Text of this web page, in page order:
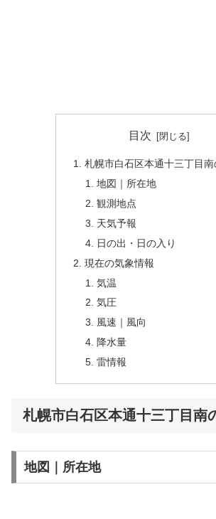
目次
札幌市白石区本通十三丁目
地図｜所在地
観測地点
天気予報
日の出・日の入り
現在の気象情報
気温
気圧
風速｜風向
降水量
雷情報
札幌市白石区本通十三丁目南
地図｜所在地